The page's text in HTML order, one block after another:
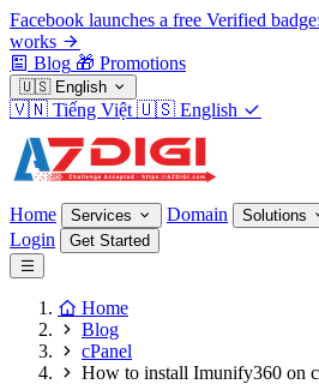
Facebook launches a free Verified
works
Blog 🎁 Promotions
🇺🇸 English
🇻🇳 Tiếng Việt 🇺🇸 English
Home Services Domain Solutions
Login Get Started
Home
Blog
cPanel
How to install Imunify360 on